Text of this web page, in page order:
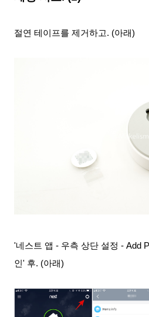
절연 테이프를 제거하고. (아래)
'네스트 앱 - 우측 상단 설정 - Add
인' 후. (아래)